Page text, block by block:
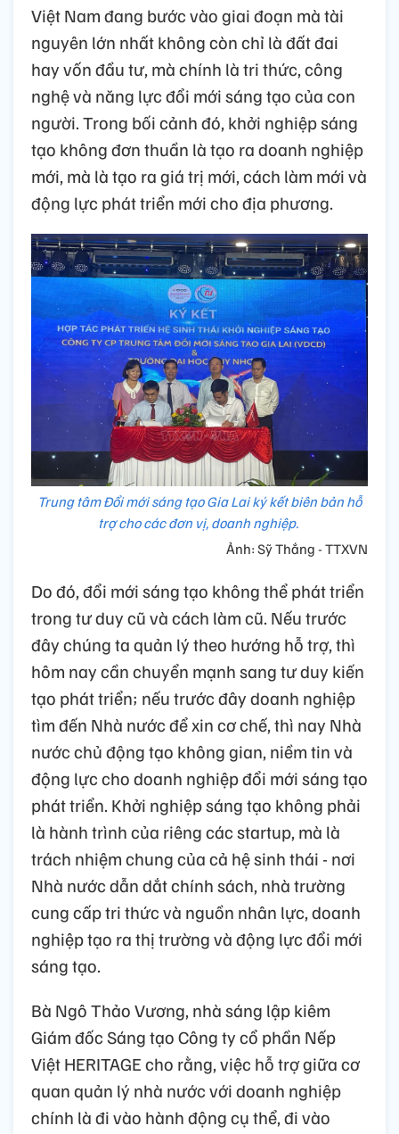
Việt Nam đang bước vào giai đoạn mà tài
nguyên lớn nhất không còn chỉ là đất đai
hay vốn đầu tư, mà chính là tri thức, công
nghệ và năng lực đổi mới sáng tạo của con
người. Trong bối cảnh đó, khởi nghiệp sáng
tạo không đơn thuần là tạo ra doanh nghiệp
mới, mà là tạo ra giá trị mới, cách làm mới và
động lực phát triển mới cho địa phương.
Trung tâm Đổi mới sáng tạo Gia Lai ký kết biên bản hỗ
trợ cho các đơn vị, doanh nghiệp.
Ảnh: Sỹ Thắng - TTXVN
Do đó, đổi mới sáng tạo không thể phát triển
trong tư duy cũ và cách làm cũ. Nếu trước
đây chúng ta quản lý theo hướng hỗ trợ, thì
hôm nay cần chuyển mạnh sang tư duy kiến
tạo phát triển; nếu trước đây doanh nghiệp
tìm đến Nhà nước để xin cơ chế, thì nay Nhà
nước chủ động tạo không gian, niềm tin và
động lực cho doanh nghiệp đổi mới sáng tạo
phát triển. Khởi nghiệp sáng tạo không phải
là hành trình của riêng các startup, mà là
trách nhiệm chung của cả hệ sinh thái - nơi
Nhà nước dẫn dắt chính sách, nhà trường
cung cấp tri thức và nguồn nhân lực, doanh
nghiệp tạo ra thị trường và động lực đổi mới
sáng tạo.
Bà Ngô Thảo Vương, nhà sáng lập kiêm
Giám đốc Sáng tạo Công ty cổ phần Nếp
Việt HERITAGE cho rằng, việc hỗ trợ giữa cơ
quan quản lý nhà nước với doanh nghiệp
chính là đi vào hành động cụ thể, đi vào